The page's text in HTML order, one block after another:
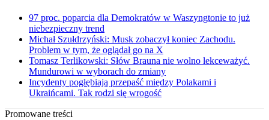
97 proc. poparcia dla Demokratów w Waszyngtonie to już
niebezpieczny trend
Michał Szułdrzyński: Musk zobaczył koniec Zachodu.
Problem w tym, że oglądał go na X
Tomasz Terlikowski: Słów Brauna nie wolno lekceważyć.
Mundurowi w wyborach do zmiany
Incydenty pogłębiają przepaść między Polakami i
Ukraińcami. Tak rodzi się wrogość
Promowane treści